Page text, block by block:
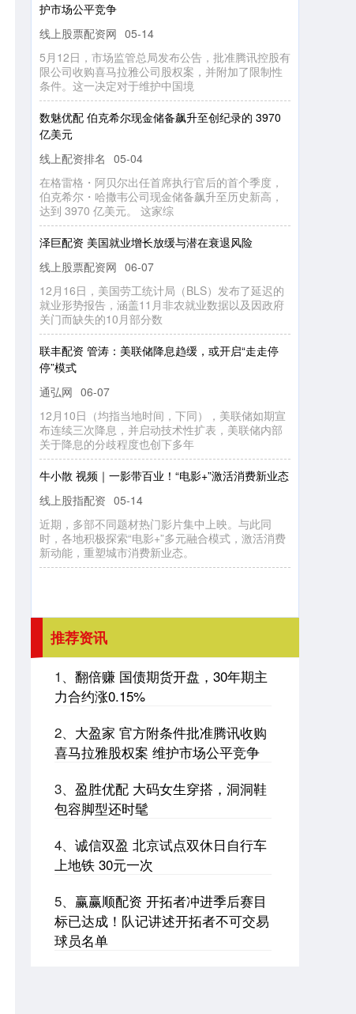
05-14
5
月
1
2
日
，
市
场
监
管
总
局
发
布
公
告
，
批
准
腾
讯
控
股
有
限
公
司
收
购
喜
马
拉
雅
公
司
股
权
案
，
并
附
加
了
限
制
性
条
件
。
这
一
决
定
对
于
维
护
中
国
境
数
魅
优
配
伯
克
希
尔
现
金
储
备
飙
升
至
创
纪
录
的
3
9
7
0
亿
美
元
线上配资排名
在
格
雷
格
・
阿
贝
尔
出
任
首
席
执
行
官
后
的
首
个
季
度
，
伯
克
希
尔
・
哈
撒
韦
公
司
现
金
储
备
飙
升
至
历
史
新
高
，
达
到
3
9
7
0
亿
美
元
。
这
家
综
泽巨配资 美国就业增长放缓与潜在衰退风险
线上股票配资网06-07
1
2
月
1
6
日
，
美
国
劳
工
统
计
局
（
B
L
S
）
发
布
了
延
迟
的
就
业
形
势
报
告
，
涵
盖
1
1
月
非
农
就
业
数
据
以
及
因
政
府
关
门
而
缺
失
的
1
0
月
部
分
数
联
丰
配
资
管
涛
：
美
联
储
降
息
趋
缓
，
或
开
启
“走
走
停
停
”模
式
通弘网06-07
1
2
月
1
0
日
（
均
指
当
地
时
间
，
下
同
）
，
美
联
储
如
期
宣
布
连
续
三
次
降
息
，
并
启
动
技
术
性
扩
表
，
美
联
储
内
部
关
于
降
息
的
分
歧
程
度
也
创
下
多
年
牛小散 视频｜一影带百业！“电影+”激活消费新业态
线上股指配资05-14
近
期
，
多
部
不
同
题
材
热
门
影
片
集
中
上
映
。
与
此
同
时
，
各
地
积
极
探
索
“电
影
+
”多
元
融
合
模
式
，
激
活
消
费
新
动
能
，
重
塑
城
市
消
费
新
业
态
。
推荐资讯
1、 翻倍赚 国债期货开盘，30年期主
力合约涨0.15%
2、 大盈家 官方附条件批准腾讯收购
喜马拉雅股权案 维护市场公平竞争
3、 盈胜优配 大码女生穿搭，洞洞鞋
包容脚型还时髦
4、 诚信双盈 北京试点双休日自行车
上地铁 30元一次
5、 赢赢顺配资 开拓者冲进季后赛目
标已达成！队记讲述开拓者不可交易
球员名单